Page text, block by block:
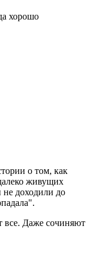
хорошо
о том, как
живущих
не доходили до
все. Даже сочиняют